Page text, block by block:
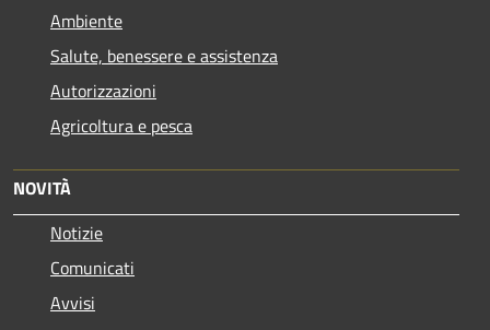
Ambiente
Salute, benessere e assistenza
Autorizzazioni
Agricoltura e pesca
NOVITÀ
Notizie
Comunicati
Avvisi